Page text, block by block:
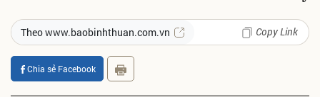
Theo www.baobinhthuan.com.vn Copy Link
Chia sẻ Facebook